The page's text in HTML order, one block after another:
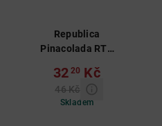
Republica
Pinacolada RTD
32 20 Kč
46 Kč
Skladem